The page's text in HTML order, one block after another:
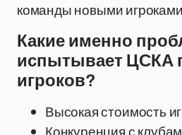
команды новыми
Какие именно
испытывает ЦСКА
игроков?
Высокая стоимость